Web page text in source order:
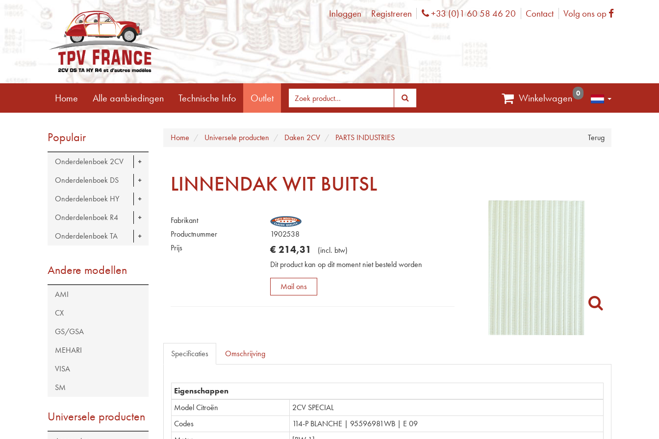
Inloggen Registreren Phone
+33 (0)1 60 58 46 20 Contact Volg ons op Facebook
Home Alle aanbiedingen Technische Info Outlet Winkelwagen 0
Populair
Onderdelenboek 2CV
Onderdelenboek DS
Onderdelenboek HY
Onderdelenboek R4
Onderdelenboek TA
Andere modellen
AMI
CX
GS/GSA
MEHARI
VISA
SM
Universele producten
Terug
Home Universele producten Daken 2CV PARTS INDUSTRIES
LINNENDAK WIT BUITSL
Fabrikant
Productnummer
1902538
Prijs
€ 214,31 (incl. btw)
Dit product kan op dit moment niet besteld worden
Mail ons
Specificaties Omschrijving
Eigenschappen
Model Citroën
2CV SPECIAL
Codes
114-P BLANCHE | 95596981WB | E 09